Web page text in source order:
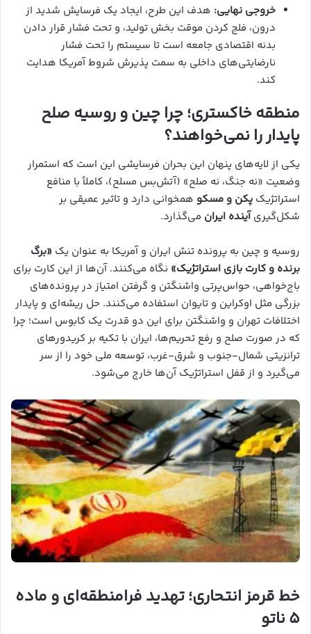
خروجی نهایی: هدف این طرح، ایجاد یک فرسایش شدید از
درون، فلج کردن موقت بخش تولید، و تحت فشار قرار دادن
بدنه اقتصادی جامعه است تا سیستم را تحت فشار
نارضایتی‌های داخلی به سمت پذیرش شروط آمریکا هدایت
کند.
منطقه خاکستری؛ چرا چین و روسیه صلح
پایدار را نمی‌خواهند؟
یکی از لایه‌های پنهان این بحران فرسایشی این است که استمرار
وضعیت «نه جنگ، نه صلح» (آتش‌بس مسلح)، کاملاً با منافع
استراتژیک پکن و مسکو همخوانی دارد و تاثیر عمیقی بر
شکل‌گیریآینده ایران می‌گذارد.
روسیه و چین به پرونده تنش ایران و آمریکا به عنوان یک «برگ
برنده و کارت بازی استراتژیک» نگاه می‌کنند. آن‌ها از این کارت برای
باج‌خواهی، حواس‌پرتی واشنگتن و گرفتن امتیاز در پرونده‌های
بزرگی مثل اوکراین و تایوان استفاده می‌کنند. حل ریشه‌ای و پایدار
اختلافات تهران و واشنگتن برای این دو قدرت یک کابوس است؛ چرا
که در صورت صلح و رفع تحریم‌ها، ایران با تکیه بر کریدورهای
ترانزیتی شمال-جنوب و شرق-غرب، توسعه ملی خود را از سر
می‌گیرد و از قفل استراتژیک آن‌ها خارج می‌شود.
خط قرمز انتحاری؛ تهدید فرامنطقه‌ای و ماده
۵ ناتو